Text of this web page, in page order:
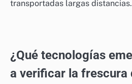
equilibrada. Además, suelen
apoya a los agricultores de la
garantiza que los alimentos
ejemplo, frutas y verduras de